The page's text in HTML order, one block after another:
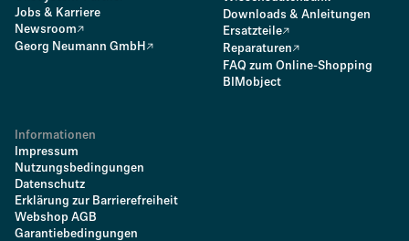
Jobs & Karriere
Newsroom
Georg Neumann GmbH
Downloads & Anleitungen
Ersatzteile
Reparaturen
FAQ zum Online-Shopping
BIMobject
Informationen
Impressum
Nutzungsbedingungen
Datenschutz
Erklärung zur Barrierefreiheit
Webshop AGB
Garantiebedingungen